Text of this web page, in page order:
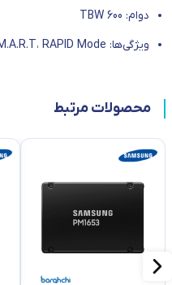
دوام: 600 TBW
ویژگی‌ها: ECC، TRIM، S.M.A.R.T، RAPID Mode
محصولات مرتبط